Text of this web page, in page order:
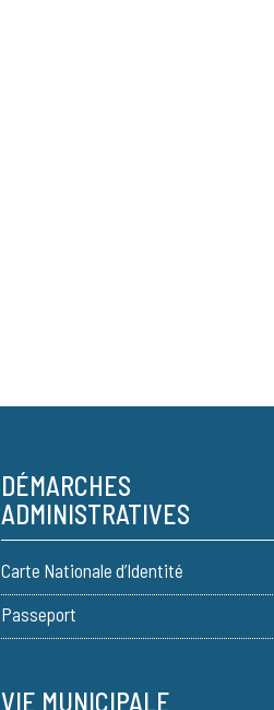
DÉMARCHES
ADMINISTRATIVES
Carte Nationale d’Identité
Passeport
VIE MUNICIPALE